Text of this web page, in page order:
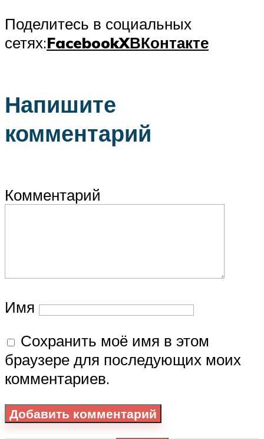
Поделитесь в социальных
сетях:FacebookXВКонтакте
Напишите
комментарий
Комментарий
Имя
Сохранить моё имя в этом
браузере для последующих моих
комментариев.